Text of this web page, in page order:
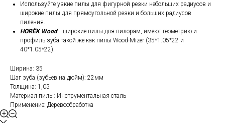
Используйте узкие пилы для фигурной резки небольших радиусов и
широкие пилы для прямоугольной резки и больших радиусов
пиления.
HORЁK Wood–широкие пилы для пилорам, имеют геометрию и
профиль зуба такой же как пилы Wood-Mizer (35*1.05*22 и
40*1.05*22).
Ширина: 35
Шаг зуба (зубьев на дюйм): 22мм
Толщина: 1,05
Материал пилы: Инструментальная сталь
Применение: Деревообработка